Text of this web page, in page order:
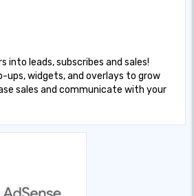
into leads, subscribes and sales!
ups, widgets, and overlays to grow
sales and communicate with your